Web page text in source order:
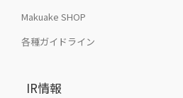
Makuake SHOP
各種ガイドライン
IR情報